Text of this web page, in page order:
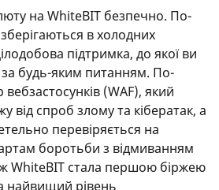
на WhiteBIT безпечно. По-
в холодних
підтримка, до якої ви
будь-яким питанням. По-
(WAF), який
від спроб злому та кібератак, а
перевіряється на
боротьби з відмиванням
WhiteBIT стала першою біржею
найвищий рівень